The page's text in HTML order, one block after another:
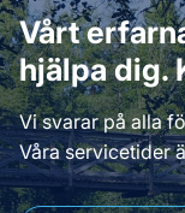
Vårt
hjälpa dig.
Vi svarar på alla
Våra servicetider